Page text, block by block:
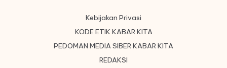
Kebijakan Privasi
KODE ETIK KABAR KITA
PEDOMAN MEDIA SIBER KABAR KITA
REDAKSI